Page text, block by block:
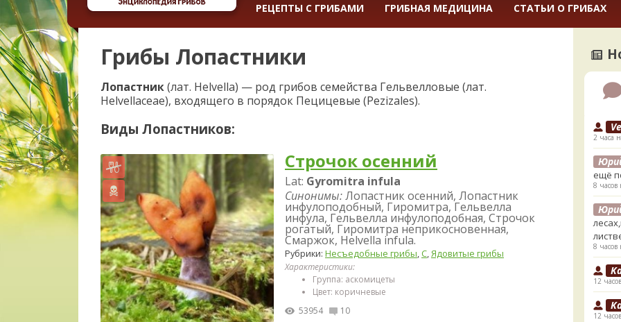
РЕЦЕПТЫ С ГРИБАМИ ГРИБНАЯ МЕДИЦИНА СТАТЬИ О ГРИБАХ
Грибы Лопастники
Лопастник(лат. Helvella) — род грибов семейства Гельвелловые (лат.
Helvellaceae), входящего в порядок Пецицевые (Pezizales).
Виды Лопастников:
Строчок осенний
Lat: Gyromitra infula
Синонимы:Лопастник осенний, Лопастник
инфулоподобный, Гиромитра, Гельвелла
инфула, Гельвелла инфулоподобная, Строчок
рогатый, Гиромитра неприкосновенная,
Смаржок, Helvella infula.
Рубрики: Несъедобные грибы, С,Ядовитые грибы
Характеристики:
Группа: аскомицеты
Цвет: коричневые
53954
10
2 часа
ещё
8 часов
8 часов
12
12